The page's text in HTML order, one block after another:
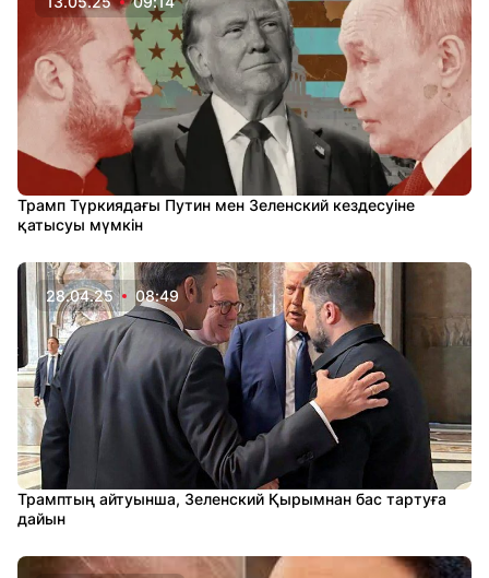
Трамп Түркиядағы Путин мен Зеленский кездесуіне
қатысуы мүмкін
28.04.25 08:49
Трамптың айтуынша, Зеленский Қырымнан бас тартуға
дайын